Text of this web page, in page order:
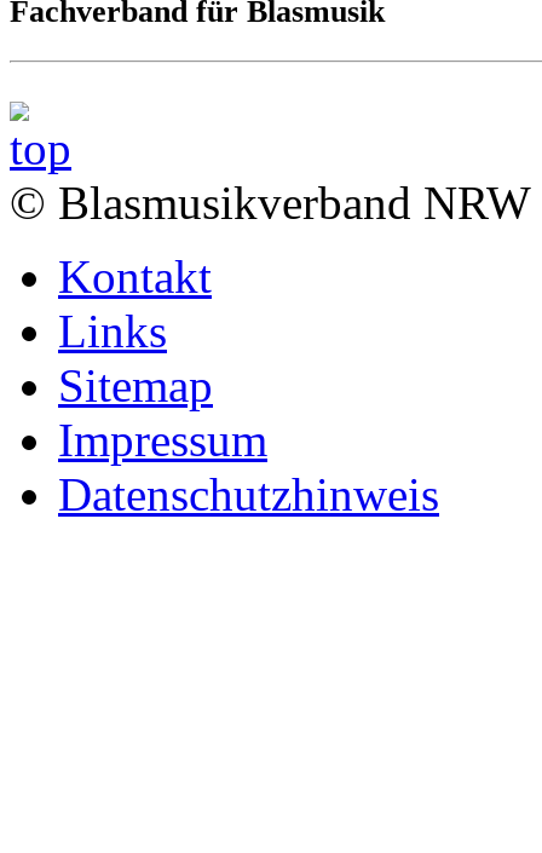
Fachverband für Blasmusik
© Blasmusikverband NRW
Kontakt
Links
Sitemap
Impressum
Datenschutzhinweis